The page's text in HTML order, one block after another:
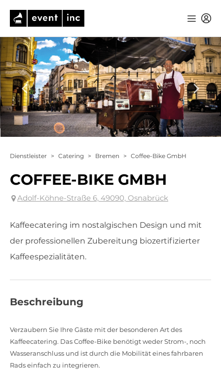
Dienstleister > Catering > Bremen > Coffee-Bike GmbH
COFFEE-BIKE GMBH
Adolf-Köhne-Straße 6, 49090, Osnabrück
Kaffeecatering im nostalgischen Design und mit
der professionellen Zubereitung biozertifizierter
Kaffeespezialitäten.
Beschreibung
Verzaubern Sie Ihre Gäste mit der besonderen Art des
Kaffeecatering. Das Coffee-Bike benötigt weder Strom-, noch
Wasseranschluss und ist durch die Mobilität eines fahrbaren
Rads einfach zu integrieren.